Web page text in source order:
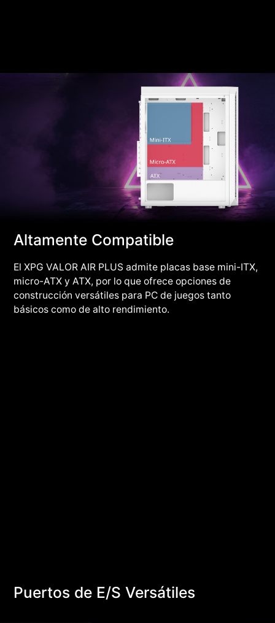
Altamente Compatible
El XPG VALOR AIR PLUS admite placas base mini-ITX,
micro-ATX y ATX, por lo que ofrece opciones de
construcción versátiles para PC de juegos tanto
básicos como de alto rendimiento.
Puertos de E/S Versátiles